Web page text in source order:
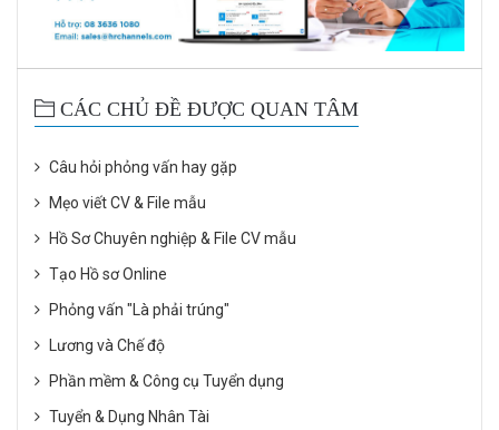
CÁC CHỦ ĐỀ ĐƯỢC QUAN TÂM
Câu hỏi phỏng vấn hay gặp
Mẹo viết CV & File mẫu
Hồ Sơ Chuyên nghiệp & File CV mẫu
Tạo Hồ sơ Online
Phỏng vấn "Là phải trúng"
Lương và Chế độ
Phần mềm & Công cụ Tuyển dụng
Tuyển & Dụng Nhân Tài